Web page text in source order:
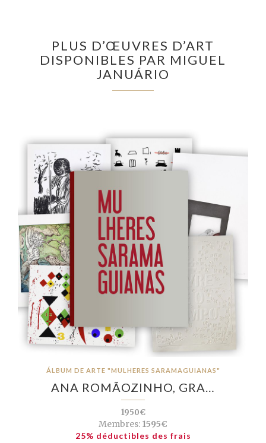
PLUS D’ŒUVRES D’ART
DISPONIBLES PAR MIGUEL
JANUÁRIO
ÁLBUM DE ARTE "MULHERES SARAMAGUIANAS"
ANA ROMÃOZINHO, GRA…
1950€
Membres: 1595€
25% déductibles des frais